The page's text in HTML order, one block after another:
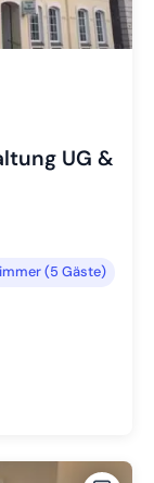
UG &
(5 Gäste)